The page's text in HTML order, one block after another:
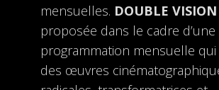
mensuelles. DOUBLE VISION
proposée dans le cadre
programmation mensuelle qui
des œuvres